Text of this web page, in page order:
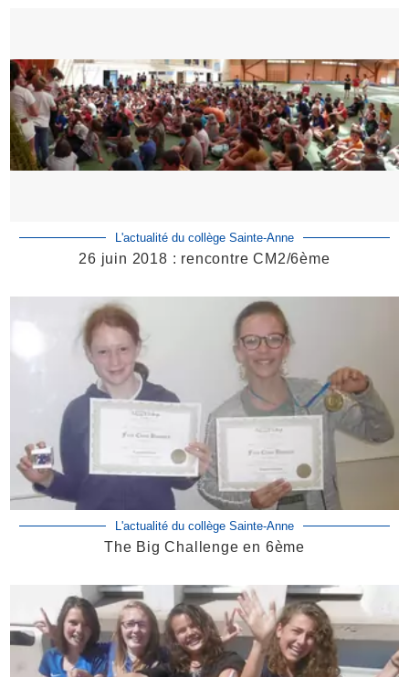
L'actualité du collège Sainte-Anne
26 juin 2018 : rencontre CM2/6ème
L'actualité du collège Sainte-Anne
The Big Challenge en 6ème